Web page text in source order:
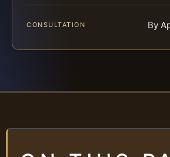
CONSULTATION By